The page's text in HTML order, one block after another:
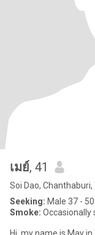
เมย์, 41
Soi Dao, Chanthaburi,
Seeking: Male 37 - 50
Smoke: Occasionally